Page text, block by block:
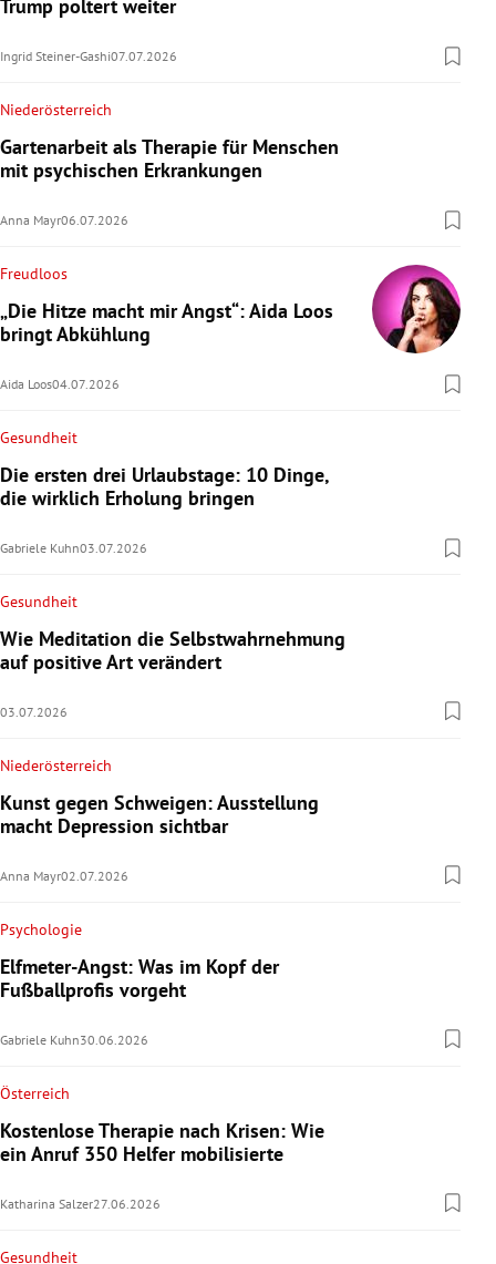
Trump poltert weiter
Ingrid Steiner-Gashi07.07.2026
Niederösterreich
Gartenarbeit als Therapie für Menschen
mit psychischen Erkrankungen
Anna Mayr06.07.2026
Freudloos
„Die Hitze macht mir Angst“: Aida Loos
bringt Abkühlung
Aida Loos04.07.2026
Gesundheit
Die ersten drei Urlaubstage: 10 Dinge,
die wirklich Erholung bringen
Gabriele Kuhn03.07.2026
Gesundheit
Wie Meditation die Selbstwahrnehmung
auf positive Art verändert
03.07.2026
Niederösterreich
Kunst gegen Schweigen: Ausstellung
macht Depression sichtbar
Anna Mayr02.07.2026
Psychologie
Elfmeter-Angst: Was im Kopf der
Fußballprofis vorgeht
Gabriele Kuhn30.06.2026
Österreich
Kostenlose Therapie nach Krisen: Wie
ein Anruf 350 Helfer mobilisierte
Katharina Salzer27.06.2026
Gesundheit